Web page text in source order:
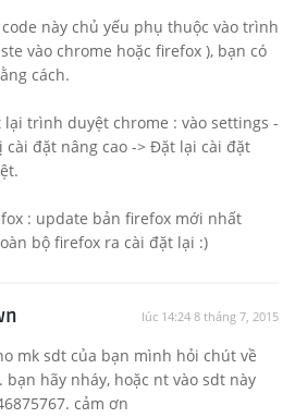
này chủ yếu phụ thuộc vào trình
vào chrome hoặc firefox ), bạn có
cách.
lại trình duyệt chrome : vào settings -
cài đặt nâng cao -> Đặt lại cài đặt
: update bản firefox mới nhất
bộ firefox ra cài đặt lại :)
lúc 14:24 8 tháng 7, 2015
mk sdt của bạn mình hỏi chút về
bạn hãy nháy, hoặc nt vào sdt này
cảm ơn